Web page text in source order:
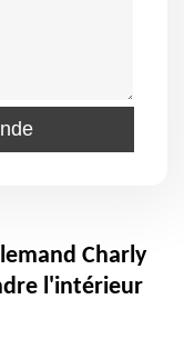
Charly
l'intérieur